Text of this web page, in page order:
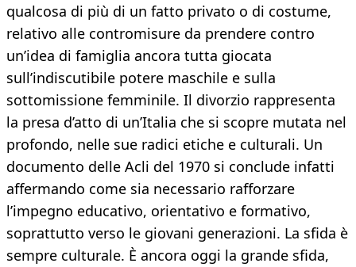
qualcosa di più di un fatto privato o di costume,
relativo alle contromisure da prendere contro
un’idea di famiglia ancora tutta giocata
sull’indiscutibile potere maschile e sulla
sottomissione femminile. Il divorzio rappresenta
la presa d’atto di un’Italia che si scopre mutata nel
profondo, nelle sue radici etiche e culturali. Un
documento delle Acli del 1970 si conclude infatti
affermando come sia necessario rafforzare
l’impegno educativo, orientativo e formativo,
soprattutto verso le giovani generazioni. La sfida è
sempre culturale. È ancora oggi la grande sfida,